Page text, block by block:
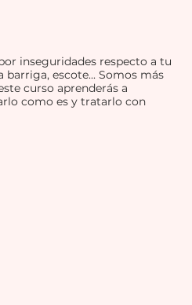
inseguridades respecto a tu
barriga, escote... Somos más
curso aprenderás a
como es y tratarlo con